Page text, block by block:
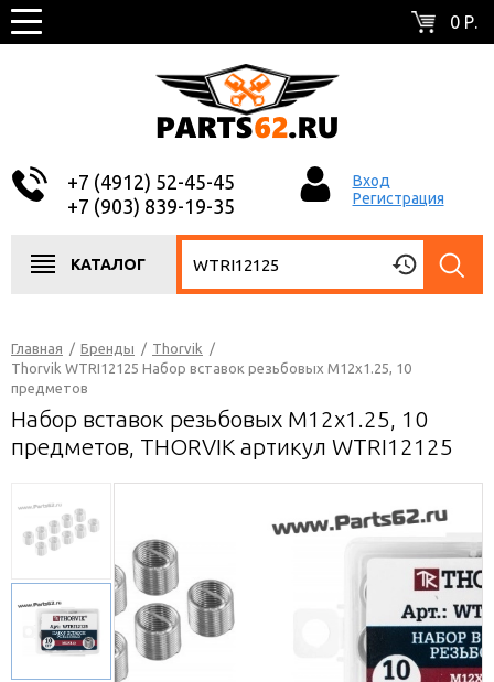
0 Р.
+7 (4912) 52-45-45
+7 (903) 839-19-35
Вход
Регистрация
КАТАЛОГ
Главная / Бренды / Thorvik /
Thorvik WTRI12125 Набор вставок резьбовых M12x1.25, 10
предметов
Набор вставок резьбовых M12x1.25, 10
предметов, THORVIK артикул WTRI12125